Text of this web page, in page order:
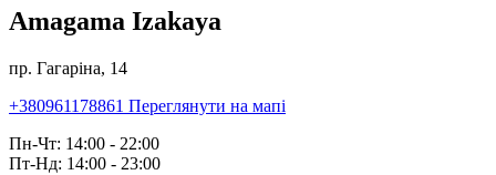
Amagama Izakaya
пр. Гагаріна, 14
+380961178861 Переглянути на мапі
Пн-Чт: 14:00 - 22:00
Пт-Нд: 14:00 - 23:00